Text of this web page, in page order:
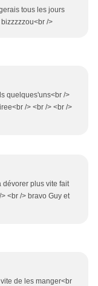
tous les jours
/>
quelques'uns<br />
/> <br /> <br />
dévorer plus vite fait
<br /> bravo Guy et
de les manger<br